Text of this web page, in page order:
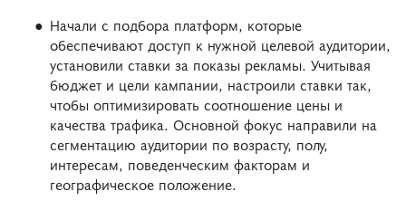
Начали с подбора платформ, которые
обеспечивают доступ к нужной целевой аудитории,
установили ставки за показы рекламы. Учитывая
бюджет и цели кампании, настроили ставки так,
чтобы оптимизировать соотношение цены и
качества трафика. Основной фокус направили на
сегментацию аудитории по возрасту, полу,
интересам, поведенческим факторам и
географическое положение.